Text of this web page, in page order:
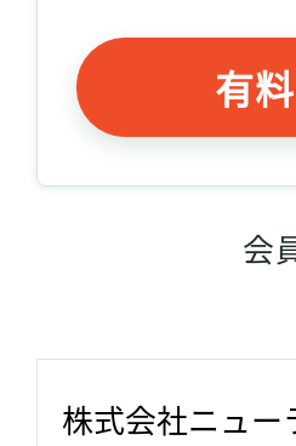
有
会
株式会社ニュー